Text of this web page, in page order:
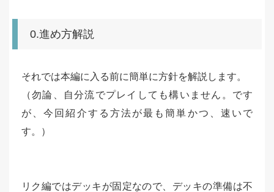
0.進め方解説
それでは本編に入る前に簡単に方針を解説します。
（勿論、自分流でプレイしても構いません。です
が、今回紹介する方法が最も簡単かつ、速いで
す。）
リク編ではデッキが固定なので、デッキの準備は不